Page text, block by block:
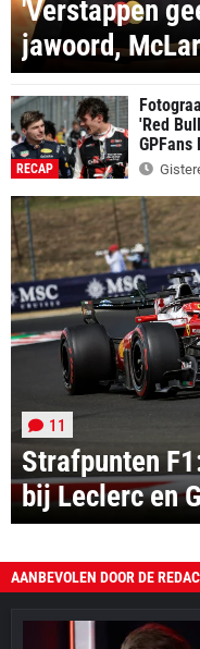
'Verstappen
jawoord,
RECAP
'Red
GPFans
Strafpunten
bij Leclerc en
11
AANBEVOLEN DOOR DE